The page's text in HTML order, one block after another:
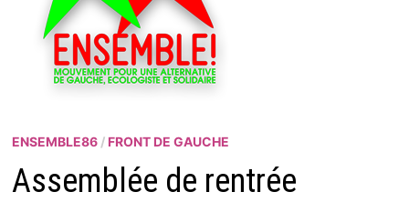
ENSEMBLE86/ FRONT DE GAUCHE
Assemblée de rentrée